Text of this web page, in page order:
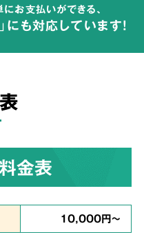
液や汚物の汚れを
持ちに
真心を
込めて対応
お支払いができる、
も対応しています!
金表
10,000円～